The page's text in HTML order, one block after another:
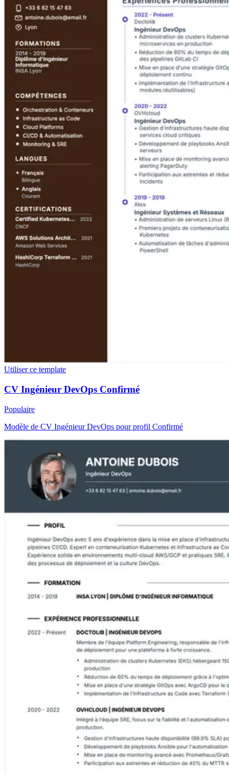
Utiliser ce template
CV Ingénieur DevOps Confirmé
Populaire
Modèle de CV Ingénieur DevOps pour profil Confirmé